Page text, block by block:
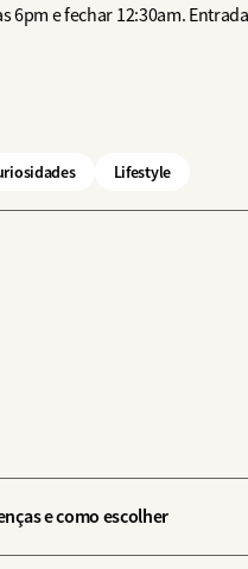
e fechar 12:30am.
Lifestyle
e como escolher